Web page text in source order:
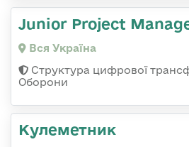
Junior Project
Вся Україна
Структура цифрової
Оборони
Кулеметник